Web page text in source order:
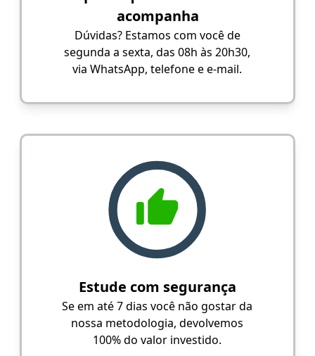
acompanha
Dúvidas? Estamos com você de
segunda a sexta, das 08h às 20h30,
via WhatsApp, telefone e e-mail.
Estude com segurança
Se em até 7 dias você não gostar da
nossa metodologia, devolvemos
100% do valor investido.